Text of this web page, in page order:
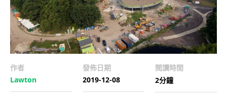
作者
Lawton
發佈日期
2019-12-08
閱讀時間
2分鐘